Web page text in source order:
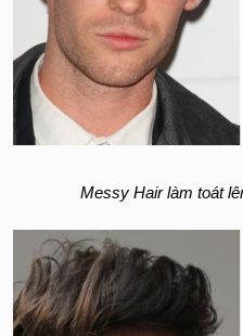
Messy Hair làm toát